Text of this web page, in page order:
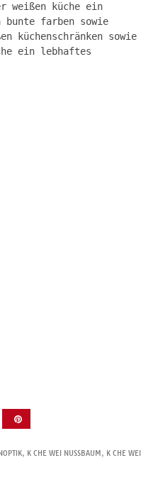
weißen küche ein
farben sowie
küchenschränken sowie
ein lebhaftes
, K CHE WEI NUSSBAUM , K CHE WEI